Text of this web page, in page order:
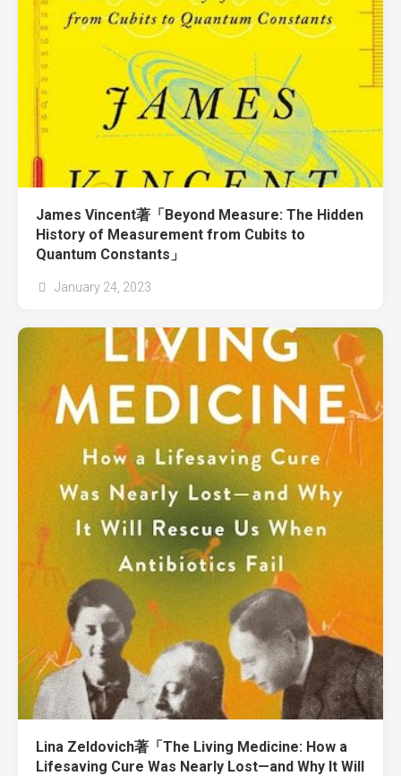
James Vincent著「Beyond Measure: The Hidden
History of Measurement from Cubits to
Quantum Constants」
January 24, 2023
Lina Zeldovich著「The Living Medicine: How a
Lifesaving Cure Was Nearly Lost—and Why It Will